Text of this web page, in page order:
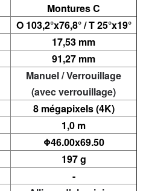
Montures C
O 103,2°x76,8° / T 25°x19°
17,53 mm
91,27 mm
Manuel / Verrouillage
(avec verrouillage)
8 mégapixels (4K)
1,0 m
Φ46.00x69.50
197 g
-